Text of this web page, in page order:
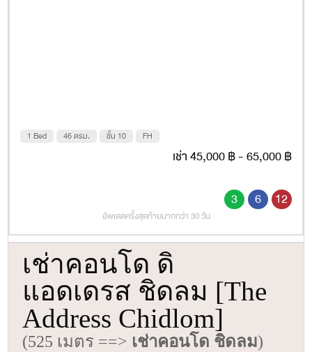
1 Bed 46 ตรม. ชั้น 10 FH
เช่า 45,000 ฿ - 65,000 ฿
3 6 12
อัพเดตครั้งสุดท้ายมากกว่า 30 วัน
เช่าคอนโด ดิ
แอดเดรส ชิดลม [The
Address Chidlom]
(525 เมตร ==> เช่าคอนโด ชิดลม)